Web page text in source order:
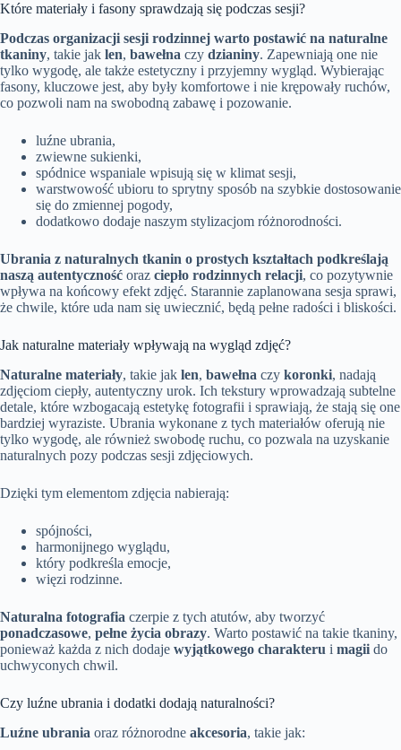
Które materiały i fasony sprawdzają się podczas sesji?
Podczas organizacji sesji rodzinnej warto postawić na naturalne
tkaniny, takie jak len, bawełna czy dzianiny. Zapewniają one nie
tylko wygodę, ale także estetyczny i przyjemny wygląd. Wybierając
fasony, kluczowe jest, aby były komfortowe i nie krępowały ruchów,
co pozwoli nam na swobodną zabawę i pozowanie.
luźne ubrania,
zwiewne sukienki,
spódnice wspaniale wpisują się w klimat sesji,
warstwowość ubioru to sprytny sposób na szybkie dostosowanie
się do zmiennej pogody,
dodatkowo dodaje naszym stylizacjom różnorodności.
Ubrania z naturalnych tkanin o prostych kształtach podkreślają
naszą autentyczność oraz ciepło rodzinnych relacji, co pozytywnie
wpływa na końcowy efekt zdjęć. Starannie zaplanowana sesja sprawi,
że chwile, które uda nam się uwiecznić, będą pełne radości i bliskości.
Jak naturalne materiały wpływają na wygląd zdjęć?
Naturalne materiały, takie jak len, bawełna czy koronki, nadają
zdjęciom ciepły, autentyczny urok. Ich tekstury wprowadzają subtelne
detale, które wzbogacają estetykę fotografii i sprawiają, że stają się one
bardziej wyraziste. Ubrania wykonane z tych materiałów oferują nie
tylko wygodę, ale również swobodę ruchu, co pozwala na uzyskanie
naturalnych pozy podczas sesji zdjęciowych.
Dzięki tym elementom zdjęcia nabierają:
spójności,
harmonijnego wyglądu,
który podkreśla emocje,
więzi rodzinne.
Naturalna fotografia czerpie z tych atutów, aby tworzyć
ponadczasowe, pełne życia obrazy. Warto postawić na takie tkaniny,
ponieważ każda z nich dodaje wyjątkowego charakteru i magii do
uchwyconych chwil.
Czy luźne ubrania i dodatki dodają naturalności?
Luźne ubrania oraz różnorodne akcesoria, takie jak: